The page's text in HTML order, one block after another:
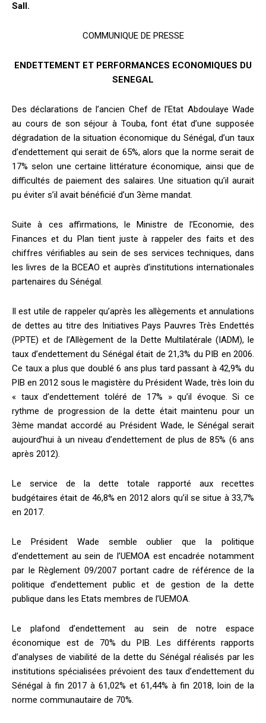
Sall.
COMMUNIQUE DE PRESSE
ENDETTEMENT ET PERFORMANCES ECONOMIQUES DU
SENEGAL
Des déclarations de l’ancien Chef de l’Etat Abdoulaye Wade
au cours de son séjour à Touba, font état d’une supposée
dégradation de la situation économique du Sénégal, d’un taux
d’endettement qui serait de 65%, alors que la norme serait de
17% selon une certaine littérature économique, ainsi que de
difficultés de paiement des salaires. Une situation qu’il aurait
pu éviter s’il avait bénéficié d’un 3ème mandat.
Suite à ces affirmations, le Ministre de l’Economie, des
Finances et du Plan tient juste à rappeler des faits et des
chiffres vérifiables au sein de ses services techniques, dans
les livres de la BCEAO et auprès d’institutions internationales
partenaires du Sénégal.
Il est utile de rappeler qu’après les allègements et annulations
de dettes au titre des Initiatives Pays Pauvres Très Endettés
(PPTE) et de l’Allègement de la Dette Multilatérale (IADM), le
taux d’endettement du Sénégal était de 21,3% du PIB en 2006.
Ce taux a plus que doublé 6 ans plus tard passant à 42,9% du
PIB en 2012 sous le magistère du Président Wade, très loin du
« taux d’endettement toléré de 17% » qu’il évoque. Si ce
rythme de progression de la dette était maintenu pour un
3ème mandat accordé au Président Wade, le Sénégal serait
aujourd’hui à un niveau d’endettement de plus de 85% (6 ans
après 2012).
Le service de la dette totale rapporté aux recettes
budgétaires était de 46,8% en 2012 alors qu’il se situe à 33,7%
en 2017.
Le Président Wade semble oublier que la politique
d’endettement au sein de l’UEMOA est encadrée notamment
par le Règlement 09/2007 portant cadre de référence de la
politique d’endettement public et de gestion de la dette
publique dans les Etats membres de l’UEMOA.
Le plafond d’endettement au sein de notre espace
économique est de 70% du PIB. Les différents rapports
d’analyses de viabilité de la dette du Sénégal réalisés par les
institutions spécialisées prévoient des taux d’endettement du
Sénégal à fin 2017 à 61,02% et 61,44% à fin 2018, loin de la
norme communautaire de 70%.